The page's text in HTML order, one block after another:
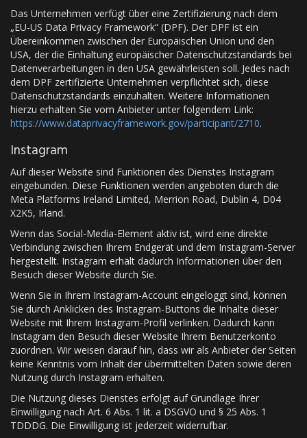
Das Unternehmen verfügt über eine Zertifizierung nach dem
„EU-US Data Privacy Framework“ (DPF). Der DPF ist ein
Übereinkommen zwischen der Europäischen Union und den
USA, der die Einhaltung europäischer Datenschutzstandards bei
Datenverarbeitungen in den USA gewährleisten soll. Jedes nach
dem DPF zertifizierte Unternehmen verpflichtet sich, diese
Datenschutzstandards einzuhalten. Weitere Informationen
hierzu erhalten Sie vom Anbieter unter folgendem Link:
https://www.dataprivacyframework.gov/participant/2710.
Instagram
Auf dieser Website sind Funktionen des Dienstes Instagram
eingebunden. Diese Funktionen werden angeboten durch die
Meta Platforms Ireland Limited, Merrion Road, Dublin 4, D04
X2K5, Irland.
Wenn das Social-Media-Element aktiv ist, wird eine direkte
Verbindung zwischen Ihrem Endgerät und dem Instagram-Server
hergestellt. Instagram erhält dadurch Informationen über den
Besuch dieser Website durch Sie.
Wenn Sie in Ihrem Instagram-Account eingeloggt sind, können
Sie durch Anklicken des Instagram-Buttons die Inhalte dieser
Website mit Ihrem Instagram-Profil verlinken. Dadurch kann
Instagram den Besuch dieser Website Ihrem Benutzerkonto
zuordnen. Wir weisen darauf hin, dass wir als Anbieter der Seiten
keine Kenntnis vom Inhalt der übermittelten Daten sowie deren
Nutzung durch Instagram erhalten.
Die Nutzung dieses Dienstes erfolgt auf Grundlage Ihrer
Einwilligung nach Art. 6 Abs. 1 lit. a DSGVO und § 25 Abs. 1
TDDDG. Die Einwilligung ist jederzeit widerrufbar.